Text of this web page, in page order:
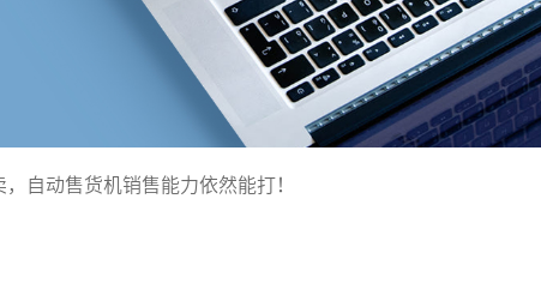
自动售货机销售能力依然能打！